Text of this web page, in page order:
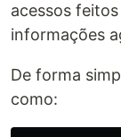
acessos
informações
De forma
como: